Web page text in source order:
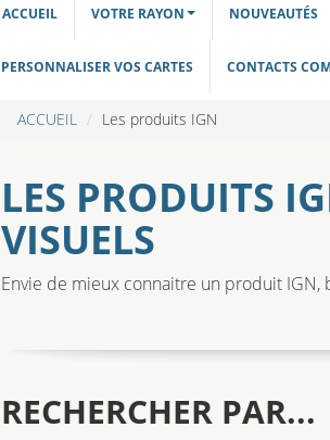
ACCUEIL VOTRE RAYON NOUVEAUTÉS
PERSONNALISER VOS CARTES CONTACTS
ACCUEIL Les produits IGN
LES PRODUITS
VISUELS
Envie de mieux connaitre un produit IGN,
RECHERCHER PAR...